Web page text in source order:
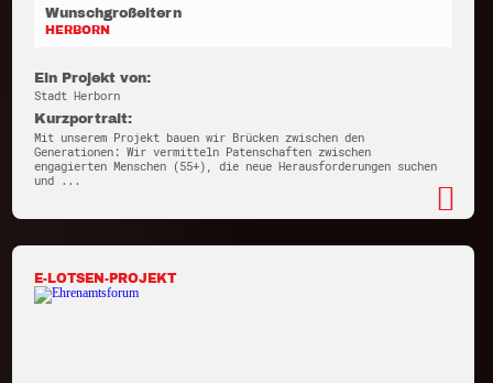
Wunschgroßeltern
HERBORN
Ein Projekt von:
Stadt Herborn
Kurzportrait:
Mit unserem Projekt bauen wir Brücken zwischen den
Generationen: Wir vermitteln Patenschaften zwischen
engagierten Menschen (55+), die neue Herausforderungen suchen
und ...
E-LOTSEN-PROJEKT